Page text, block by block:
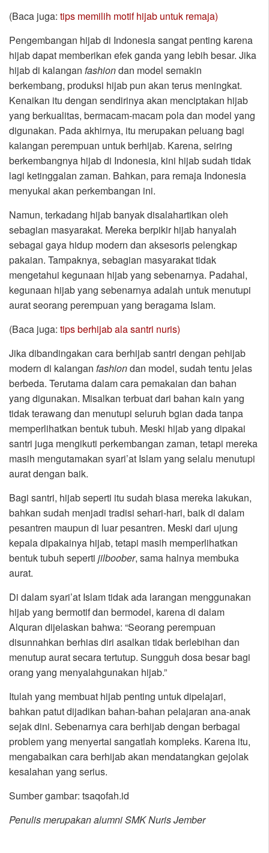
(Baca juga: tips memilih motif hijab untuk remaja)
Pengembangan hijab di Indonesia sangat penting karena
hijab dapat memberikan efek ganda yang lebih besar. Jika
hijab di kalangan fashiondan model semakin
berkembang, produksi hijab pun akan terus meningkat.
Kenaikan itu dengan sendirinya akan menciptakan hijab
yang berkualitas, bermacam-macam pola dan model yang
digunakan. Pada akhirnya, itu merupakan peluang bagi
kalangan perempuan untuk berhijab. Karena, seiring
berkembangnya hijab di Indonesia, kini hijab sudah tidak
lagi ketinggalan zaman. Bahkan, para remaja Indonesia
menyukai akan perkembangan ini.
Namun, terkadang hijab banyak disalahartikan oleh
sebagian masyarakat. Mereka berpikir hijab hanyalah
sebagai gaya hidup modern dan aksesoris pelengkap
pakaian. Tampaknya, sebagian masyarakat tidak
mengetahui kegunaan hijab yang sebenarnya. Padahal,
kegunaan hijab yang sebenarnya adalah untuk menutupi
aurat seorang perempuan yang beragama Islam.
(Baca juga: tips berhijab ala santri nuris)
Jika dibandingakan cara berhijab santri dengan pehijab
modern di kalangan fashiondan model, sudah tentu jelas
berbeda. Terutama dalam cara pemakaian dan bahan
yang digunakan. Misalkan terbuat dari bahan kain yang
tidak terawang dan menutupi seluruh bgian dada tanpa
memperlihatkan bentuk tubuh. Meski hijab yang dipakai
santri juga mengikuti perkembangan zaman, tetapi mereka
masih mengutamakan syari’at Islam yang selalu menutupi
aurat dengan baik.
Bagi santri, hijab seperti itu sudah biasa mereka lakukan,
bahkan sudah menjadi tradisi sehari-hari, baik di dalam
pesantren maupun di luar pesantren. Meski dari ujung
kepala dipakainya hijab, tetapi masih memperlihatkan
bentuk tubuh seperti jilboober, sama halnya membuka
aurat.
Di dalam syari’at Islam tidak ada larangan menggunakan
hijab yang bermotif dan bermodel, karena di dalam
Alquran dijelaskan bahwa: “Seorang perempuan
disunnahkan berhias diri asalkan tidak berlebihan dan
menutup aurat secara tertutup. Sungguh dosa besar bagi
orang yang menyalahgunakan hijab.”
Itulah yang membuat hijab penting untuk dipelajari,
bahkan patut dijadikan bahan-bahan pelajaran ana-anak
sejak dini. Sebenarnya cara berhijab dengan berbagai
problem yang menyertai sangatlah kompleks. Karena itu,
mengabaikan cara berhijab akan mendatangkan gejolak
kesalahan yang serius.
Sumber gambar: tsaqofah.id
Penulis merupakan alumni SMK Nuris Jember